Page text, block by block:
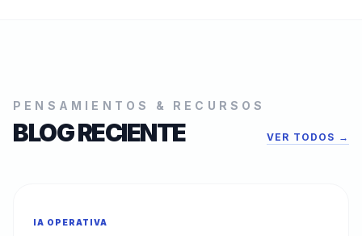
PENSAMIENTOS & RECURSOS
BLOG RECIENTE VER TODOS →
IA OPERATIVA